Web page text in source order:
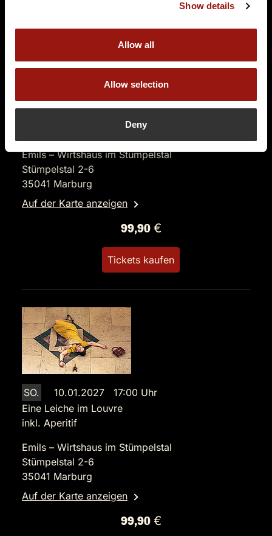
Show details
Allow all
Allow selection
Deny
SO.
20.12.2026 17:00 Uhr
Emils – Wirtshaus im Stümpelstal
Stümpelstal 2-6
35041 Marburg
Auf der Karte anzeigen
99,90 €
Tickets kaufen
SO.
10.01.2027 17:00 Uhr
Eine Leiche im Louvre
inkl. Aperitif
Emils – Wirtshaus im Stümpelstal
Stümpelstal 2-6
35041 Marburg
Auf der Karte anzeigen
99,90 €